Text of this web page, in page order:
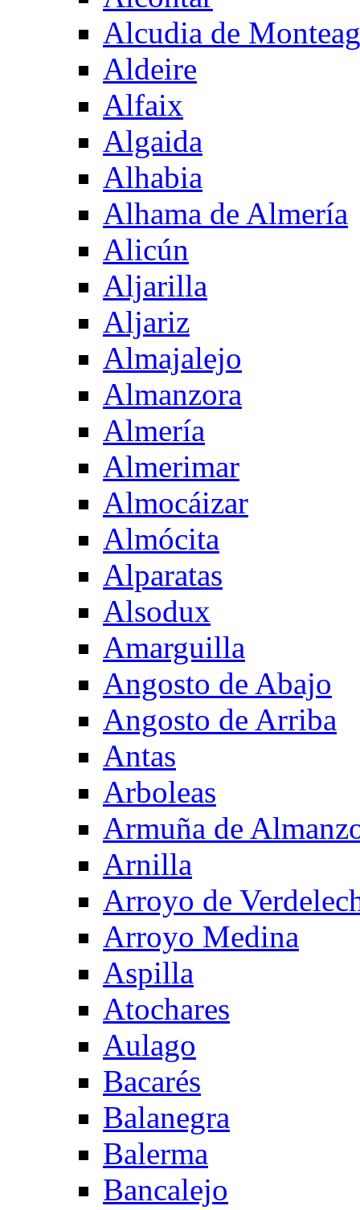
Alcudia de
Aldeire
Alfaix
Algaida
Alhabia
Alhama de Almería
Alicún
Aljarilla
Aljariz
Almajalejo
Almanzora
Almería
Almerimar
Almocáizar
Almócita
Alparatas
Alsodux
Amarguilla
Angosto de Abajo
Angosto de Arriba
Antas
Arboleas
Armuña de
Arnilla
Arroyo de
Arroyo Medina
Aspilla
Atochares
Aulago
Bacarés
Balanegra
Balerma
Bancalejo